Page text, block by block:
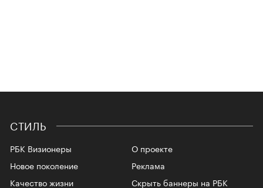
СТИЛЬ
РБК Визионеры
Новое поколение
Качество жизни
О проекте
Реклама
Скрыть баннеры на РБК